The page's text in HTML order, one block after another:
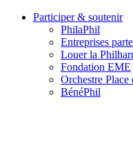
Participer & soutenir
PhilaPhil
Entreprises
Louer la
Fondation EME
Orchestre Place
BénéPhil